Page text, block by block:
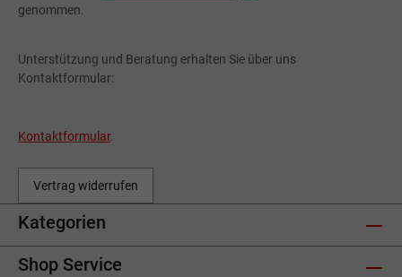
genommen.
Unterstützung und Beratung erhalten Sie über uns
Kontaktformular:
Kontaktformular.
Vertrag widerrufen
Kategorien
Shop Service